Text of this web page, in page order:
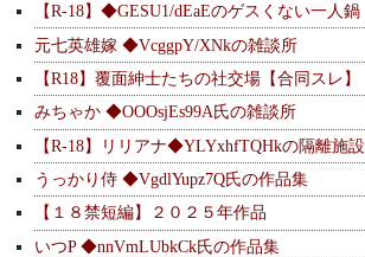
【R-18】◆GESU1/dEaEのゲスくない一人鍋
元七英雄嫁 ◆VcggpY/XNkの雑談所
【R18】覆面紳士たちの社交場【合同スレ】
みちゃか ◆OOOsjEs99A氏の雑談所
【R-18】リリアナ◆YLYxhfTQHkの隔離施設
うっかり侍 ◆VgdlYupz7Q氏の作品集
【１８禁短編】２０２５年作品
いつP ◆nnVmLUbkCk氏の作品集